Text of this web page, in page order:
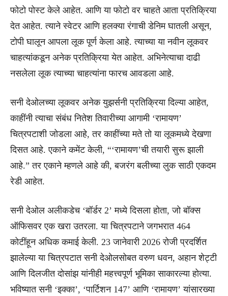
फोटो पोस्ट केले आहेत. आणि या फोटो वर चाहते आता प्रतिक्रिया
देत आहेत. त्याने स्वेटर आणि हलक्या रंगाची डेनिम घातली असून,
टोपी घालून आपला लूक पूर्ण केला आहे. त्याच्या या नवीन लूकवर
चाहत्यांकडून अनेक प्रतिक्रिया येत आहेत. अभिनेत्याचा दाढी
नसलेला लूक त्याच्या चाहत्यांना फारच आवडला आहे.
सनी देओलच्या लूकवर अनेक युझर्सनी प्रतिक्रिया दिल्या आहेत,
काहींनी त्याचा संबंध नितेश तिवारीच्या आगामी ‘रामायण’
चित्रपटाशी जोडला आहे, तर काहींच्या मते तो या लूकमध्ये देखणा
दिसत आहे. एकाने कमेंट केली, “‘रामायण’ची तयारी सुरू झाली
आहे.” तर एकाने म्हणले आहे की, बजरंग बलीच्या लुक साठी एकदम
रेडी आहेत.
सनी देओल अलीकडेच ‘बॉर्डर 2’ मध्ये दिसला होता, जो बॉक्स
ऑफिसवर एक खरा उतरला. या चित्रपटाने जगभरात 464
कोटींहून अधिक कमाई केली. 23 जानेवारी 2026 रोजी प्रदर्शित
झालेल्या या चित्रपटात सनी देओलसोबत वरुण धवन, अहान शेट्टी
आणि दिलजीत दोसांझ यांनीही महत्त्वपूर्ण भूमिका साकारल्या होत्या.
भविष्यात सनी ‘इक्का’, ‘पार्टिशन 147’ आणि ‘रामायण’ यांसारख्या